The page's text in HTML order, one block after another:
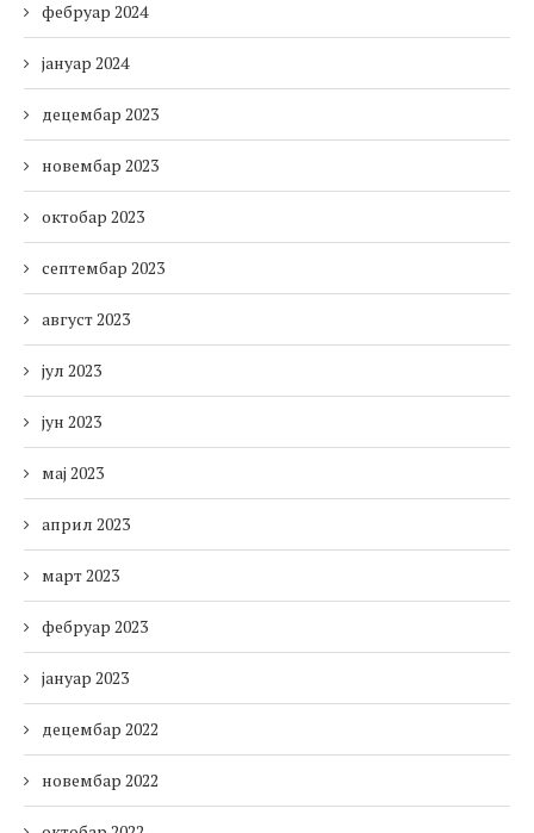
фебруар 2024
јануар 2024
децембар 2023
новембар 2023
октобар 2023
септембар 2023
август 2023
јул 2023
јун 2023
мај 2023
април 2023
март 2023
фебруар 2023
јануар 2023
децембар 2022
новембар 2022